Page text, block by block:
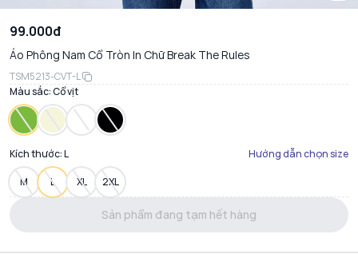
99.000đ
Áo Phông Nam Cổ Tròn In Chữ Break The Rules
TSM5213-CVT-L
Màu sắc:Cổ vịt
Kích thước:L Hướng dẫn chọn size
M L XL 2XL
Sản phẩm đang tạm hết hàng